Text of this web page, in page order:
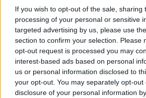
If you wish to opt-out of the sale, sharing
processing of your personal or sensitive
targeted advertising by us, please use
section to confirm your selection. Please
opt-out request is processed you may
interest-based ads based on personal
us or personal information disclosed to
your opt-out. You may separately opt-
disclosure of your personal information
Παράλληλα, ο κ. Κέρι
του για τον ηγετικό ρόλο που
η Ελλάδα στο πλαίσιο της
Διάσκεψης για τους Ωκεανούς
την ανάγκη εμπλοκής της
προσπάθειες για την
θαλάσσιου περιβάλλοντος.